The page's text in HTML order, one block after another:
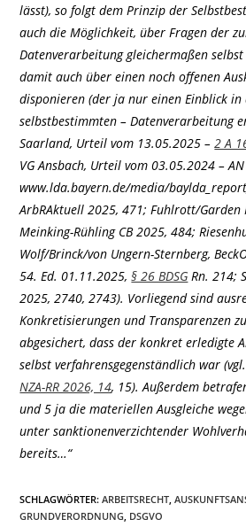
lässt), so folgt dem Prinzip der
auch die Möglichkeit, über Fragen der
Datenverarbeitung gleichermaßen
damit auch über einen noch offenen
disponieren (der ja nur einen Einblick in
selbstbestimmten – Datenverarbeitung
Saarland, Urteil vom 13.05.2025 –2 A
VG Ansbach, Urteil vom 03.05.2024 –
www.lda.bayern.de/media/
ArbRAktuell 2025, 471; Fuhlrott/Garden
Meinking-Rühling CB 2025, 484;
Wolf/Brinck/von Ungern-Sternberg,
54. Ed. 01.11.2025,§ 26 BDSG Rn. 214;
2025, 2740, 2743). Vorliegend sind
Konkretisierungen und Transparenzen
abgesichert, dass der konkret erledigte
selbst verfahrensgegenständlich war
NZA-RR 2026, 14, 15). Außerdem
und 5 ja die materiellen Ausgleiche
unter sanktionenverzichtender
bereits…“
SCHLAGWÖRTER:ARBEITSRECHT
GRUNDVERORDNUNG DSGVO